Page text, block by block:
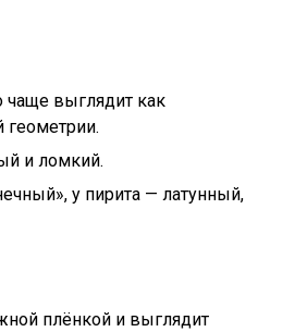
чаще выглядит как
геометрии.
и ломкий.
у пирита — латунный,
плёнкой и выглядит